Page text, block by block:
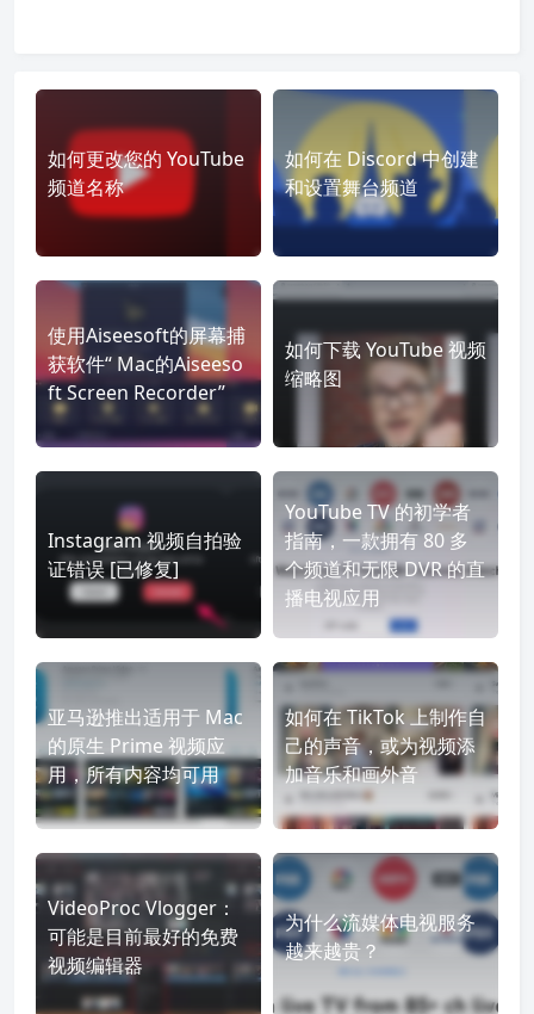
如何更改您的 YouTube
频道名称
如何在 Discord 中创建
和设置舞台频道
使用Aiseesoft的屏幕捕
获软件“ Mac的Aiseeso
ft Screen Recorder”
如何下载 YouTube 视频
缩略图
Instagram 视频自拍验
证错误 [已修复]
YouTube TV 的初学者
指南，一款拥有 80 多
个频道和无限 DVR 的直
播电视应用
亚马逊推出适用于 Mac
的原生 Prime 视频应
用，所有内容均可用
如何在 TikTok 上制作自
己的声音，或为视频添
加音乐和画外音
VideoProc Vlogger：
可能是目前最好的免费
视频编辑器
为什么流媒体电视服务
越来越贵？